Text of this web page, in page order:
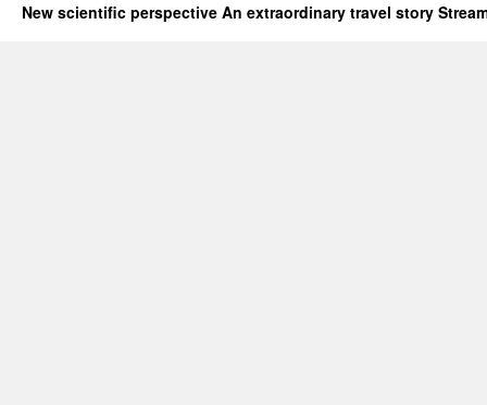
New scientific perspective An extraordinary travel story